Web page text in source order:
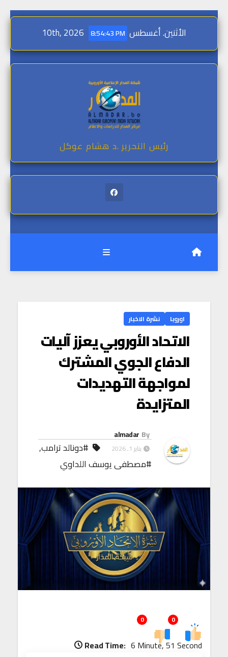
Skip
content
الأثنين. أغسطس 10th, 2026 8:54:44 PM
رئيس التحرير .د هشام عوكل
اوروبا نشرة الاخبار
الاتحاد الأوروبي يعزز آليات
الدفاع الجوي المشترك
لمواجهة التهديدات
المتزايدة
By
almadar
يناير 1, 2026 #دونالد ترامب,
#مصطفى يوسف اللداوي
0
0
Read Time: 6 Minute, 51 Second